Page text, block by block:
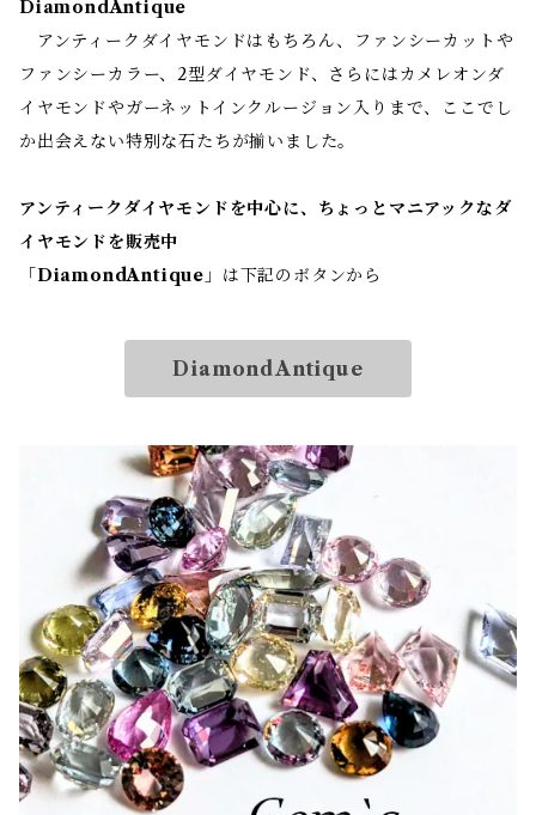
DiamondAntique
アンティークダイヤモンドはもちろん、ファンシーカットや
ファンシーカラー、2型ダイヤモンド、さらにはカメレオンダ
イヤモンドやガーネットインクルージョン入りまで、ここでし
か出会えない特別な石たちが揃いました。
アンティークダイヤモンドを中心に、ちょっとマニアックなダ
イヤモンドを販売中
「 DiamondAntique 」は下記のボタンから
DiamondAntique